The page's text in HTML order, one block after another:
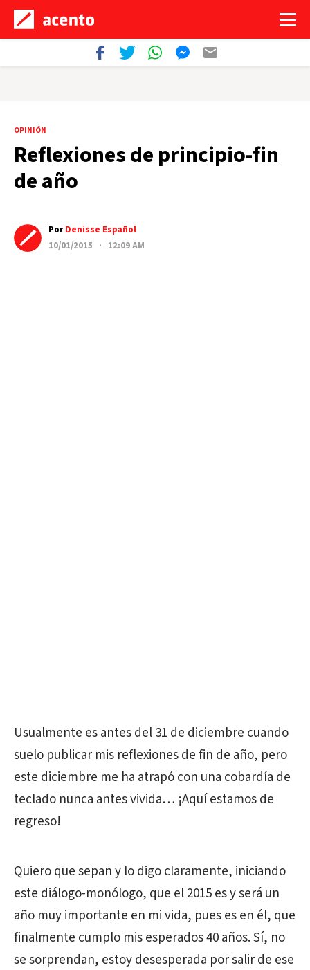
OPINIÓN
Reflexiones de principio-fin
de año
PorDenisse Español
10/01/2015 · 12:09 AM
Usualmente es antes del 31 de diciembre cuando
suelo publicar mis reflexiones de fin de año, pero
este diciembre me ha atrapó con una cobardía de
teclado nunca antes vivida… ¡Aquí estamos de
regreso!
Quiero que sepan y lo digo claramente, iniciando
este diálogo-monólogo, que el 2015 es y será un
año muy importante en mi vida, pues es en él, que
finalmente cumplo mis esperados 40 años. Sí, no
se sorprendan, estoy desesperada por salir de ese